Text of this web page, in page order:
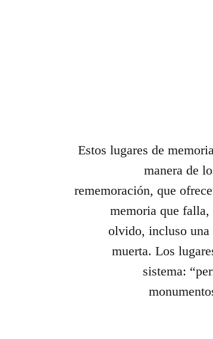
Estos lugares de
manera de
rememoración, que
memoria que
olvido, incluso una
muerta. Los
sistema: